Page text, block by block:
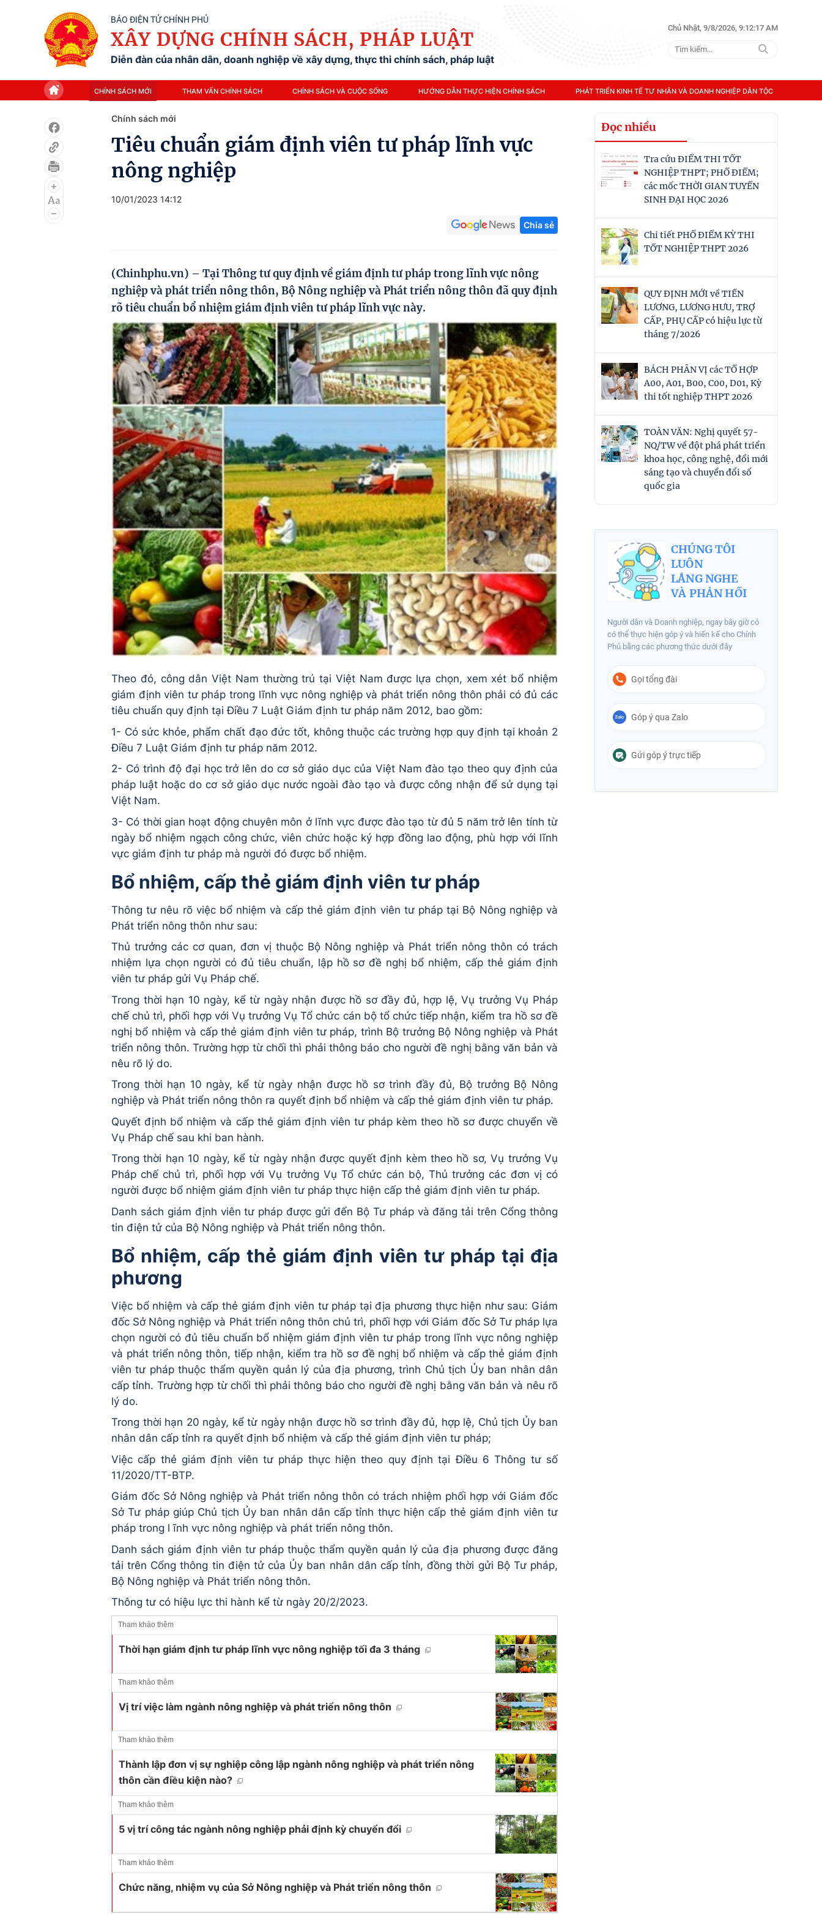
BÁO ĐIỆN TỬ CHÍNH PHỦ
XÂY DỰNG CHÍNH SÁCH, PHÁP LUẬT
Diễn đàn của nhân dân, doanh nghiệp về xây dựng, thực thi chính sách, pháp luật
Chủ Nhật, 9/8/2026, 9:12:19 AM
CHÍNH SÁCH MỚI THAM VẤN CHÍNH SÁCH CHÍNH SÁCH VÀ CUỘC SỐNG HƯỚNG DẪN THỰC HIỆN CHÍNH SÁCH PHÁT TRIỂN KINH TẾ TƯ NHÂN VÀ DOANH NGHIỆP DÂN TỘC
Chính sách mới
Tiêu chuẩn giám định viên tư pháp lĩnh vực
nông nghiệp
10/01/2023 14:12
Chia sẻ
(Chinhphu.vn) – Tại Thông tư quy định về giám định tư pháp trong lĩnh vực nông
nghiệp và phát triển nông thôn, Bộ Nông nghiệp và Phát triển nông thôn đã quy định
rõ tiêu chuẩn bổ nhiệm giám định viên tư pháp lĩnh vực này.
Theo đó, công dân Việt Nam thường trú tại Việt Nam được lựa chọn, xem xét bổ nhiệm
giám định viên tư pháp trong lĩnh vực nông nghiệp và phát triển nông thôn phải có đủ các
tiêu chuẩn quy định tại Điều 7 Luật Giám định tư pháp năm 2012, bao gồm:
1- Có sức khỏe, phẩm chất đạo đức tốt, không thuộc các trường hợp quy định tại khoản 2
Điều 7 Luật Giám định tư pháp năm 2012.
2- Có trình độ đại học trở lên do cơ sở giáo dục của Việt Nam đào tạo theo quy định của
pháp luật hoặc do cơ sở giáo dục nước ngoài đào tạo và được công nhận để sử dụng tại
Việt Nam.
3- Có thời gian hoạt động chuyên môn ở lĩnh vực được đào tạo từ đủ 5 năm trở lên tính từ
ngày bổ nhiệm ngạch công chức, viên chức hoặc ký hợp đồng lao động, phù hợp với lĩnh
vực giám định tư pháp mà người đó được bổ nhiệm.
Bổ nhiệm, cấp thẻ giám định viên tư pháp
Thông tư nêu rõ việc bổ nhiệm và cấp thẻ giám định viên tư pháp tại Bộ Nông nghiệp và
Phát triển nông thôn như sau:
Thủ trưởng các cơ quan, đơn vị thuộc Bộ Nông nghiệp và Phát triển nông thôn có trách
nhiệm lựa chọn người có đủ tiêu chuẩn, lập hồ sơ đề nghị bổ nhiệm, cấp thẻ giám định
viên tư pháp gửi Vụ Pháp chế.
Trong thời hạn 10 ngày, kể từ ngày nhận được hồ sơ đầy đủ, hợp lệ, Vụ trưởng Vụ Pháp
chế chủ trì, phối hợp với Vụ trưởng Vụ Tổ chức cán bộ tổ chức tiếp nhận, kiểm tra hồ sơ đề
nghị bổ nhiệm và cấp thẻ giám định viên tư pháp, trình Bộ trưởng Bộ Nông nghiệp và Phát
triển nông thôn. Trường hợp từ chối thì phải thông báo cho người đề nghị bằng văn bản và
nêu rõ lý do.
Trong thời hạn 10 ngày, kể từ ngày nhận được hồ sơ trình đầy đủ, Bộ trưởng Bộ Nông
nghiệp và Phát triển nông thôn ra quyết định bổ nhiệm và cấp thẻ giám định viên tư pháp.
Quyết định bổ nhiệm và cấp thẻ giám định viên tư pháp kèm theo hồ sơ được chuyển về
Vụ Pháp chế sau khi ban hành.
Trong thời hạn 10 ngày, kể từ ngày nhận được quyết định kèm theo hồ sơ, Vụ trưởng Vụ
Pháp chế chủ trì, phối hợp với Vụ trưởng Vụ Tổ chức cán bộ, Thủ trưởng các đơn vị có
người được bổ nhiệm giám định viên tư pháp thực hiện cấp thẻ giám định viên tư pháp.
Danh sách giám định viên tư pháp được gửi đến Bộ Tư pháp và đăng tải trên Cổng thông
tin điện tử của Bộ Nông nghiệp và Phát triển nông thôn.
Bổ nhiệm, cấp thẻ giám định viên tư pháp tại địa
phương
Việc bổ nhiệm và cấp thẻ giám định viên tư pháp tại địa phương thực hiện như sau: Giám
đốc Sở Nông nghiệp và Phát triển nông thôn chủ trì, phối hợp với Giám đốc Sở Tư pháp lựa
chọn người có đủ tiêu chuẩn bổ nhiệm giám định viên tư pháp trong lĩnh vực nông nghiệp
và phát triển nông thôn, tiếp nhận, kiểm tra hồ sơ đề nghị bổ nhiệm và cấp thẻ giám định
viên tư pháp thuộc thẩm quyền quản lý của địa phương, trình Chủ tịch Ủy ban nhân dân
cấp tỉnh. Trường hợp từ chối thì phải thông báo cho người đề nghị bằng văn bản và nêu rõ
lý do.
Trong thời hạn 20 ngày, kể từ ngày nhận được hồ sơ trình đầy đủ, hợp lệ, Chủ tịch Ủy ban
nhân dân cấp tỉnh ra quyết định bổ nhiệm và cấp thẻ giám định viên tư pháp;
Việc cấp thẻ giám định viên tư pháp thực hiện theo quy định tại Điều 6 Thông tư số
11/2020/TT-BTP.
Giám đốc Sở Nông nghiệp và Phát triển nông thôn có trách nhiệm phối hợp với Giám đốc
Sở Tư pháp giúp Chủ tịch Ủy ban nhân dân cấp tỉnh thực hiện cấp thẻ giám định viên tư
pháp trong l ĩnh vực nông nghiệp và phát triển nông thôn.
Danh sách giám định viên tư pháp thuộc thẩm quyền quản lý của địa phương được đăng
tải trên Cổng thông tin điện tử của Ủy ban nhân dân cấp tỉnh, đồng thời gửi Bộ Tư pháp,
Bộ Nông nghiệp và Phát triển nông thôn.
Thông tư có hiệu lực thi hành kể từ ngày 20/2/2023.
Tham khảo thêm
Thời hạn giám định tư pháp lĩnh vực nông nghiệp tối đa 3 tháng
Tham khảo thêm
Vị trí việc làm ngành nông nghiệp và phát triển nông thôn
Tham khảo thêm
Thành lập đơn vị sự nghiệp công lập ngành nông nghiệp và phát triển nông
thôn cần điều kiện nào?
Tham khảo thêm
5 vị trí công tác ngành nông nghiệp phải định kỳ chuyển đổi
Tham khảo thêm
Chức năng, nhiệm vụ của Sở Nông nghiệp và Phát triển nông thôn
Đọc nhiều
Tra cứu ĐIỂM THI TỐT
NGHIỆP THPT; PHỔ ĐIỂM;
các mốc THỜI GIAN TUYỂN
SINH ĐẠI HỌC 2026
Chi tiết PHỔ ĐIỂM KỲ THI
TỐT NGHIỆP THPT 2026
QUY ĐỊNH MỚI về TIỀN
LƯƠNG, LƯƠNG HƯU, TRỢ
CẤP, PHỤ CẤP có hiệu lực từ
tháng 7/2026
BÁCH PHÂN VỊ các TỔ HỢP
A00, A01, B00, C00, D01, Kỳ
thi tốt nghiệp THPT 2026
TOÀN VĂN: Nghị quyết 57-
NQ/TW về đột phá phát triển
khoa học, công nghệ, đổi mới
sáng tạo và chuyển đổi số
quốc gia
CHÚNG TÔI
LUÔN
LẮNG NGHE
VÀ PHẢN HỒI
Người dân và Doanh nghiệp, ngay bây giờ có
có thể thực hiện góp ý và hiến kế cho Chính
Phủ bằng các phương thức dưới đây
Gọi tổng đài
Góp ý qua Zalo
Gửi góp ý trực tiếp